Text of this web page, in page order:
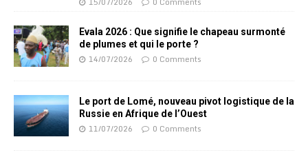
Evala 2026 : Que signifie le chapeau surmonté
de plumes et qui le porte ?
14/07/2026 0 Comments
Le port de Lomé, nouveau pivot logistique de la
Russie en Afrique de l’Ouest
11/07/2026 0 Comments